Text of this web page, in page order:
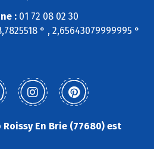
:01 72 08 02 30
° , 2,65643079999995 °
En Brie (77680) est